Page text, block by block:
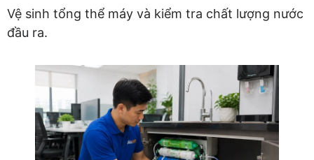
Vệ sinh tổng thể máy và kiểm tra chất lượng nước
đầu ra.